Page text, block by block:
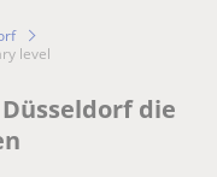
level
die